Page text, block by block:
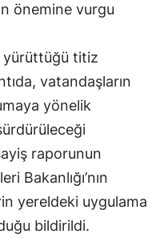
İstanbul
İzmir
Kars
Kastamonu
Kayseri
Kırklareli
önemine vurgu
yürüttüğü titiz
vatandaşların
yönelik
raporunun
Bakanlığı’nın
yereldeki uygulama
bildirildi.